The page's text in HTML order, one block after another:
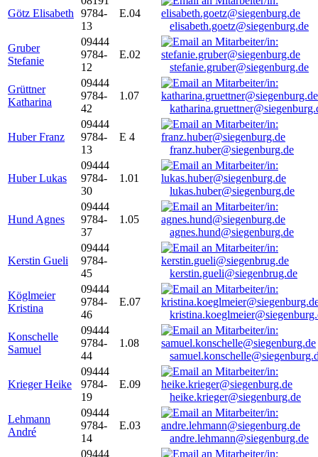
Götz Elisabeth
9784-
13
E.04
elisabeth.goetz@siegenburg.de
Gruber
Stefanie
09444
9784-
12
E.02
stefanie.gruber@siegenburg.de
Grüttner
Katharina
09444
9784-
42
1.07
Huber Franz
09444
9784-
13
E 4
franz.huber@siegenburg.de
Huber Lukas
09444
9784-
30
1.01
lukas.huber@siegenburg.de
Hund Agnes
09444
9784-
37
1.05
agnes.hund@siegenburg.de
Kerstin Gueli
09444
9784-
45
kerstin.gueli@siegenbrug.de
Köglmeier
Kristina
09444
9784-
46
E.07
Konschelle
Samuel
09444
9784-
44
1.08
Krieger Heike
09444
9784-
19
E.09
heike.krieger@siegenburg.de
Lehmann
André
09444
9784-
14
E.03
andre.lehmann@siegenburg.de
09444